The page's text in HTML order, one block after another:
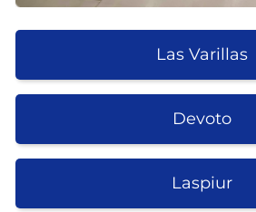
Las Varillas
Devoto
Laspiur